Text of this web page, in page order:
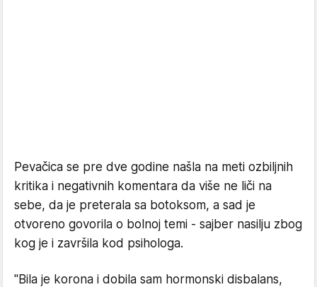
Pevačica se pre dve godine našla na meti ozbiljnih
kritika i negativnih komentara da više ne liči na
sebe, da je preterala sa botoksom, a sad je
otvoreno govorila o bolnoj temi - sajber nasilju zbog
kog je i završila kod psihologa.
"Bila je korona i dobila sam hormonski disbalans,